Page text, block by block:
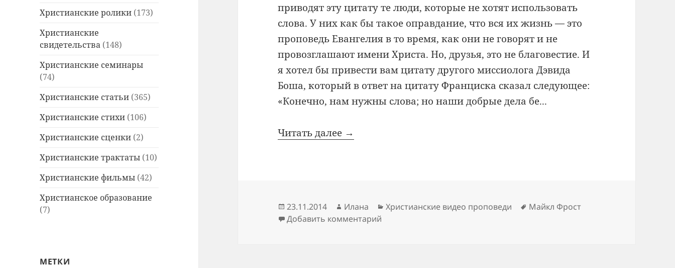
Христианские ролики (173)
Христианские
свидетельства (148)
Христианские семинары
(74)
Христианские статьи (365)
Христианские стихи (106)
Христианские сценки (2)
Христианские трактаты (10)
Христианские фильмы (42)
Христианское образование
(7)
МЕТКИ
приводят эту цитату те люди, которые не хотят использовать
слова. У них как бы такое оправдание, что вся их жизнь — это
проповедь Евангелия в то время, как они не говорят и не
провозглашают имени Христа. Но, друзья, это не благовестие. И
я хотел бы привести вам цитату другого миссиолога Дэвида
Боша, который в ответ на цитату Франциска сказал следующее:
«Конечно, нам нужны слова; но наши добрые дела бе...
Читать далее →
Опубликовано
23.11.2014 Автор
Илана Рубрики
Христианские видео проповеди Метки
Майкл Фрост
Добавить комментарий